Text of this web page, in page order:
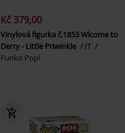
Kč 379,00
Vinylová figurka č.1853 Wlcome to
Derry - Little Priwinkle
IT
Funko Pop!